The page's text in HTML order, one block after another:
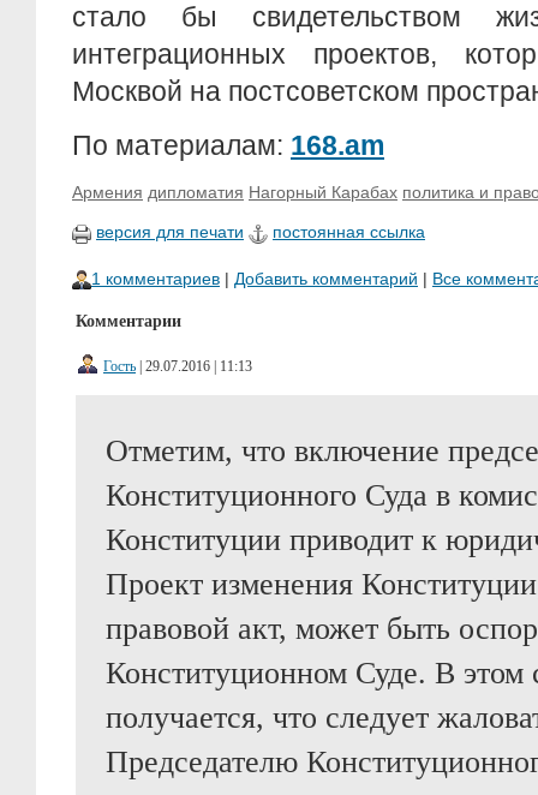
стало бы свидетельством
интеграционных проектов,
Москвой на постсоветском
По материалам: 168.am
Армения дипломатия Нагорный Карабах политика и
версия для печати постоянная ссылка
1 комментариев | Добавить комментарий | Все
Комментарии
Гость | 29.07.2016 | 11:13
Отметим, что включение
Конституционного Суда в
Конституции приводит к
Проект изменения
правовой акт, может быть
Конституционном Суде. В этом
получается, что следует
Председателю